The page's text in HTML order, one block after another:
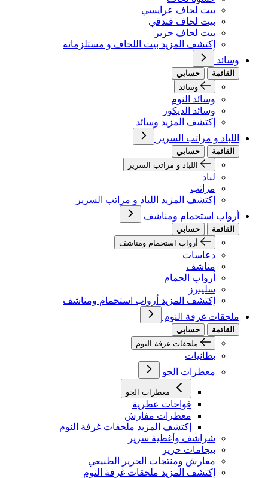
بيت لحاف عرايسي
بيت لحاف فندقي
بيت لحاف حرير
إكتشف المزيد بيت اللحاف و مستلزماته
وسائد
القائمة
حسابي
وسائد
وسائد النوم
وسائد الديكور
إكتشف المزيد وسائد
اللباد و مراتب السرير
القائمة
حسابي
اللباد و مراتب السرير
لباد
مراتب
إكتشف المزيد اللباد و مراتب السرير
أرواب استحمام ومناشف
القائمة
حسابي
أرواب استحمام ومناشف
دعاسات
مناشف
أرواب الحمام
سليبرز
إكتشف المزيد أرواب استحمام ومناشف
ملحقات غرفة النوم
القائمة
حسابي
ملحقات غرفة النوم
بطانيات
معطرات الجو
معطرات الجو
فواحات عطرية
معطرات مفارش
إكتشف المزيد ملحقات غرفة النوم
شراشف وأغطية سرير
بيجامات حرير
مفارش ومنتجات الحرير الطبيعي
إكتشف المزيد ملحقات غرفة النوم